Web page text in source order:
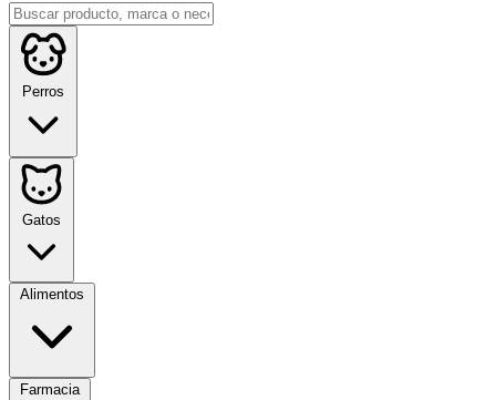
Perros
Gatos
Alimentos
Farmacia